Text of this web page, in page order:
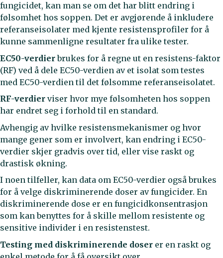
fungicidet, kan man se om det har blitt endring i
følsomhet hos soppen. Det er avgjørende å inkludere
referanseisolater med kjente resistensprofiler for å
kunne sammenligne resultater fra ulike tester.
EC50-verdierbrukes for å regne ut en resistens-faktor
(RF) ved å dele EC50-verdien av et isolat som testes
med EC50-verdien til det følsomme referanseisolatet.
RF-verdier viser hvor mye følsomheten hos soppen
har endret seg i forhold til en standard.
Avhengig av hvilke resistensmekanismer og hvor
mange gener som er involvert, kan endring i EC50-
verdier skjer gradvis over tid, eller vise raskt og
drastisk økning.
I noen tilfeller, kan data om EC50-verdier også brukes
for å velge diskriminerende doser av fungicider. En
diskriminerende dose er en fungicidkonsentrasjon
som kan benyttes for å skille mellom resistente og
sensitive individer i en resistenstest.
Testing med diskriminerende doser er en raskt og